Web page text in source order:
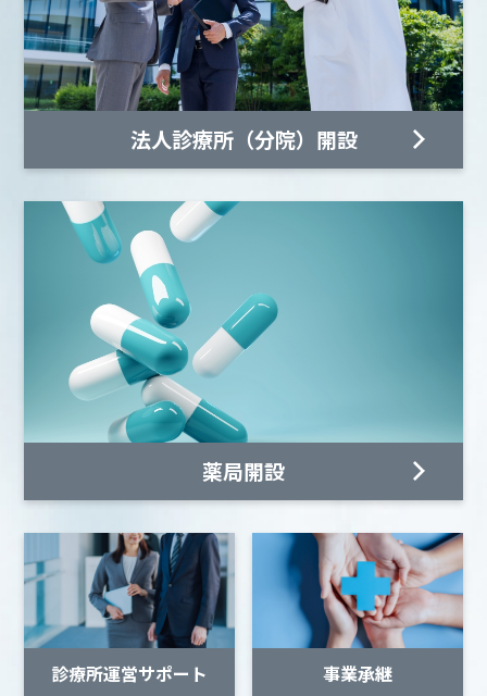
法人診療所（分院）開設
薬局開設
診療所運営サポート 事業承継